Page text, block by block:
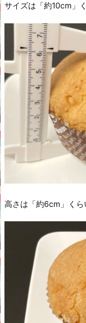
サイズは「約10cm」
高さは「約6cm」くら